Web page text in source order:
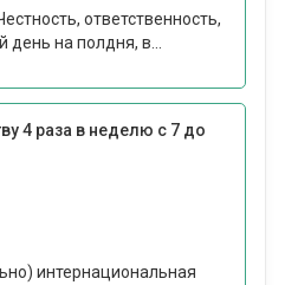
ответственность,
на полдня, в...
4 раза в неделю с 7 до
интернациональная